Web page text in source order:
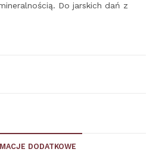
Do jarskich dań z
DODATKOWE